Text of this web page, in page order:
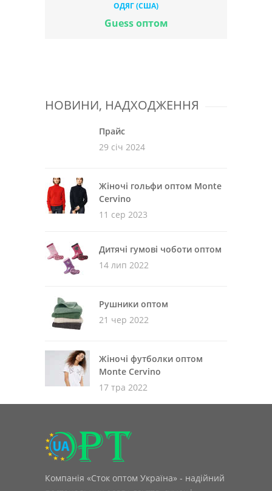
ОДЯГ (США)
Guess оптом
НОВИНИ, НАДХОДЖЕННЯ
Прайс
29 січ 2024
Жіночі гольфи оптом Monte
Cervino
11 сер 2023
Дитячі гумові чоботи оптом
14 лип 2022
Рушники оптом
21 чер 2022
Жіночі футболки оптом
Monte Cervino
17 тра 2022
Компанія «Сток оптом Україна» - надійний